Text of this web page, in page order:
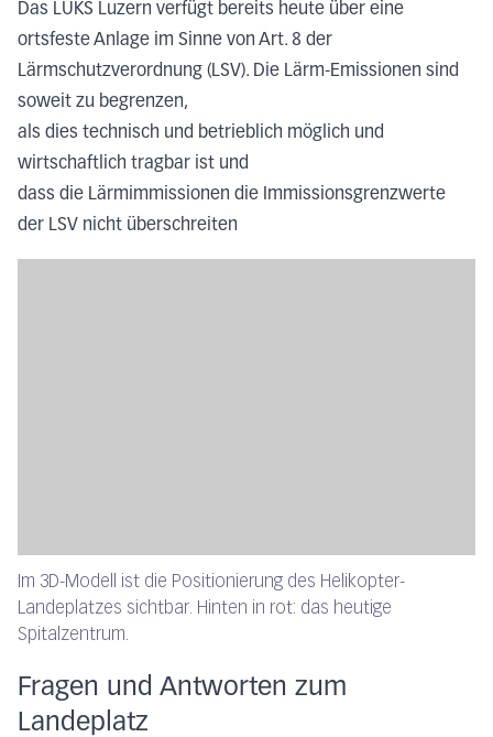
Das LUKS Luzern verfügt bereits heute über eine
ortsfeste Anlage im Sinne von Art. 8 der
Lärmschutzverordnung (LSV). Die Lärm-Emissionen sind
soweit zu begrenzen,
als dies technisch und betrieblich möglich und
wirtschaftlich tragbar ist und
dass die Lärmimmissionen die Immissionsgrenzwerte
der LSV nicht überschreiten
Im 3D-Modell ist die Positionierung des Helikopter-
Landeplatzes sichtbar. Hinten in rot: das heutige
Spitalzentrum.
Fragen und Antworten zum
Landeplatz